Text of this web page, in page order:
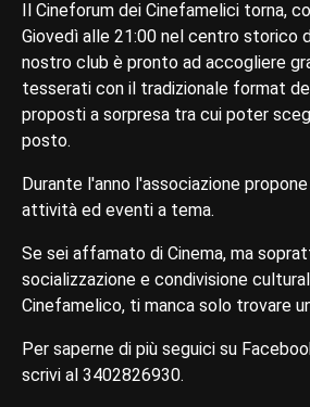
Il Cineforum dei Cinefamelici torna,
Giovedì alle 21:00 nel centro storico
nostro club è pronto ad accogliere
tesserati con il tradizionale format
proposti a sorpresa tra cui poter
posto.
Durante l'anno l'associazione
attività ed eventi a tema.
Se sei affamato di Cinema, ma
socializzazione e condivisione
Cinefamelico, ti manca solo trovare
Per saperne di più seguici su
scrivi al 3402826930.